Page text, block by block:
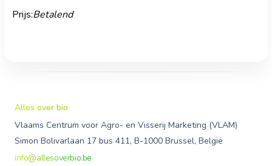
Prijs:Betalend
Alles over bio
Vlaams Centrum voor Agro- en Visserij Marketing (VLAM)
Simon Bolivarlaan 17 bus 411, B-1000 Brussel, België
info@allesoverbio.be